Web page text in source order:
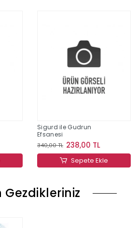
Sigurd ile Gudrun
Efsanesi
340,00 TL 238,00 TL
Sepete Ekle
Gezdikleriniz